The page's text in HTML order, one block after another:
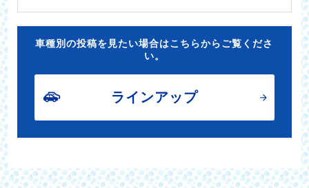
車種別の投稿を見たい場合はこちらからご覧くださ
い。
ラインアップ